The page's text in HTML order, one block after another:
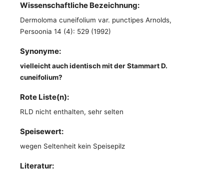
Wissenschaftliche Bezeichnung:
Dermoloma cuneifolium var. punctipes Arnolds,
Persoonia 14 (4): 529 (1992)
Synonyme:
vielleicht auch identisch mit der Stammart D.
cuneifolium?
Rote Liste(n):
RLD nicht enthalten, sehr selten
Speisewert:
wegen Seltenheit kein Speisepilz
Literatur: